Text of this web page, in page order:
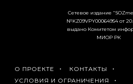
Сетевое издание
№KZ09VPY00064954 от
выдано Комитетом
МИОР РК
О ПРОЕКТЕ
КОНТАКТЫ
УСЛОВИЯ И ОГРАНИЧЕНИЯ